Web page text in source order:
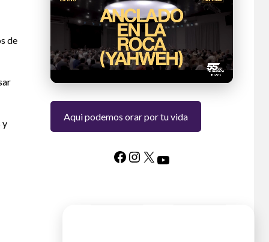
de
y
Aqui podemos orar por tu vida